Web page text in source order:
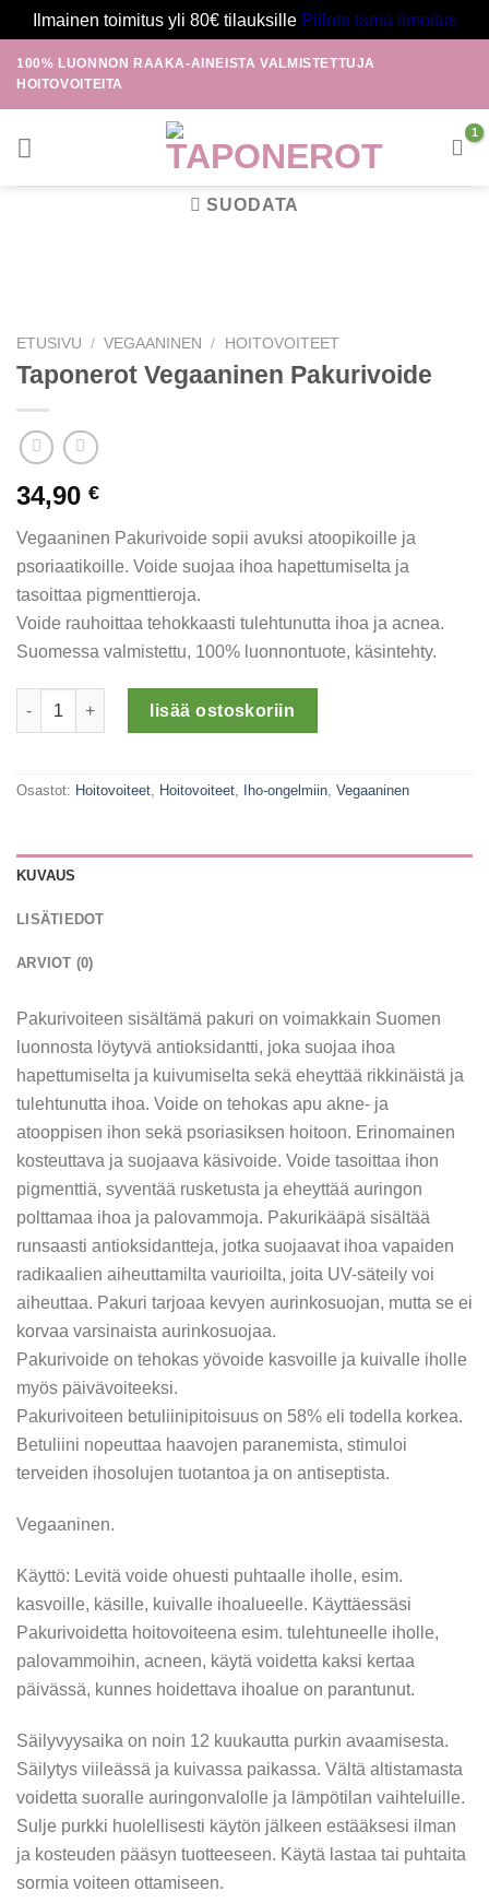
Ilmainen toimitus yli 80€ tilauksille Piilota tämä ilmoitus
content
100% LUONNON RAAKA-AINEISTA VALMISTETTUJA
HOITOVOITEITA
SUODATA
ETUSIVU / VEGAANINEN / HOITOVOITEET
Taponerot Vegaaninen Pakurivoide
34,90 €
Vegaaninen Pakurivoide sopii avuksi atoopikoille ja
psoriaatikoille. Voide suojaa ihoa hapettumiselta ja
tasoittaa pigmenttieroja.
Voide rauhoittaa tehokkaasti tulehtunutta ihoa ja acnea.
Suomessa valmistettu, 100% luonnontuote, käsintehty.
lisää ostoskoriin
Osastot: Hoitovoiteet, Hoitovoiteet, Iho-ongelmiin, Vegaaninen
KUVAUS
LISÄTIEDOT
ARVIOT (0)
Pakurivoiteen sisältämä pakuri on voimakkain Suomen
luonnosta löytyvä antioksidantti, joka suojaa ihoa
hapettumiselta ja kuivumiselta sekä eheyttää rikkinäistä ja
tulehtunutta ihoa. Voide on tehokas apu akne- ja
atooppisen ihon sekä psoriasiksen hoitoon. Erinomainen
kosteuttava ja suojaava käsivoide. Voide tasoittaa ihon
pigmenttiä, syventää rusketusta ja eheyttää auringon
polttamaa ihoa ja palovammoja. Pakurikääpä sisältää
runsaasti antioksidantteja, jotka suojaavat ihoa vapaiden
radikaalien aiheuttamilta vaurioilta, joita UV-säteily voi
aiheuttaa. Pakuri tarjoaa kevyen aurinkosuojan, mutta se ei
korvaa varsinaista aurinkosuojaa.
Pakurivoide on tehokas yövoide kasvoille ja kuivalle iholle
myös päivävoiteeksi.
Pakurivoiteen betuliinipitoisuus on 58% eli todella korkea.
Betuliini nopeuttaa haavojen paranemista, stimuloi
terveiden ihosolujen tuotantoa ja on antiseptista.
Vegaaninen.
Käyttö: Levitä voide ohuesti puhtaalle iholle, esim.
kasvoille, käsille, kuivalle ihoalueelle. Käyttäessäsi
Pakurivoidetta hoitovoiteena esim. tulehtuneelle iholle,
palovammoihin, acneen, käytä voidetta kaksi kertaa
päivässä, kunnes hoidettava ihoalue on parantunut.
Säilyvyysaika on noin 12 kuukautta purkin avaamisesta.
Säilytys viileässä ja kuivassa paikassa. Vältä altistamasta
voidetta suoralle auringonvalolle ja lämpötilan vaihteluille.
Sulje purkki huolellisesti käytön jälkeen estääksesi ilman
ja kosteuden pääsyn tuotteeseen. Käytä lastaa tai puhtaita
sormia voiteen ottamiseen.